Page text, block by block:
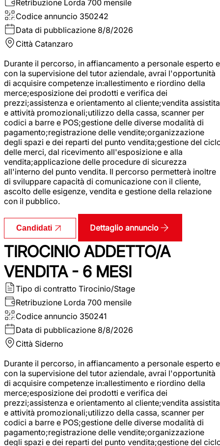
Retribuzione Lorda 700 mensile
Codice annuncio 350242
Data di pubblicazione 8/8/2026
Città Catanzaro
Durante il percorso, in affiancamento a personale esperto e
con la supervisione del tutor aziendale, avrai l'opportunità
di acquisire competenze in:allestimento e riordino della
merce;esposizione dei prodotti e verifica dei
prezzi;assistenza e orientamento al cliente;vendita assistita
e attività promozionali;utilizzo della cassa, scanner per
codici a barre e POS;gestione delle diverse modalità di
pagamento;registrazione delle vendite;organizzazione
degli spazi e dei reparti del punto vendita;gestione del
delle merci, dal ricevimento all'esposizione e alla
vendita;applicazione delle procedure di sicurezza
all'interno del punto vendita. Il percorso permetterà inoltre
di sviluppare capacità di comunicazione con il cliente,
ascolto delle esigenze, vendita e gestione della relazione
con il pubblico.
Candidati Dettaglio annuncio
TIROCINIO ADDETTO/A
VENDITA - 6 MESI
Tipo di contratto Tirocinio/Stage
Retribuzione Lorda 700 mensile
Codice annuncio 350241
Data di pubblicazione 8/8/2026
Città Siderno
Durante il percorso, in affiancamento a personale esperto e
con la supervisione del tutor aziendale, avrai l'opportunità
di acquisire competenze in:allestimento e riordino della
merce;esposizione dei prodotti e verifica dei
prezzi;assistenza e orientamento al cliente;vendita assistita
e attività promozionali;utilizzo della cassa, scanner per
codici a barre e POS;gestione delle diverse modalità di
pagamento;registrazione delle vendite;organizzazione
degli spazi e dei reparti del punto vendita;gestione del